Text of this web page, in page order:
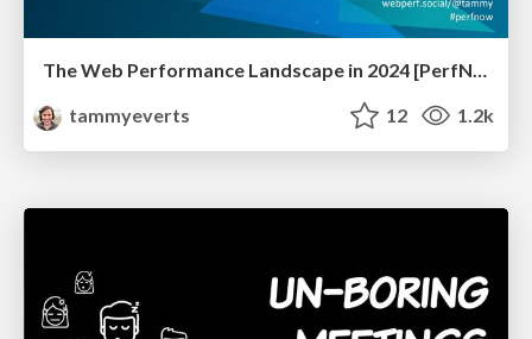
The Web Performance Landscape in 2024 [PerfNow 2024]
tammyeverts
12 1.2k